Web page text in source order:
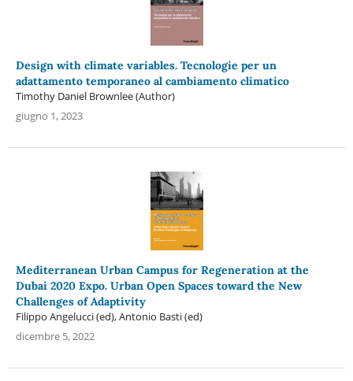
Design with climate variables. Tecnologie per un
adattamento temporaneo al cambiamento climatico
Timothy Daniel Brownlee (Author)
giugno 1, 2023
Mediterranean Urban Campus for Regeneration at the
Dubai 2020 Expo. Urban Open Spaces toward the New
Challenges of Adaptivity
Filippo Angelucci (ed), Antonio Basti (ed)
dicembre 5, 2022